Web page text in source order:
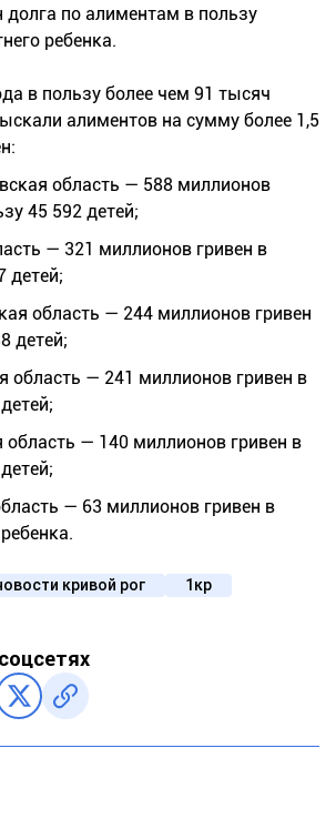
долга по алиментам в пользу
ребенка.
в пользу более чем 91 тысяч
алиментов на сумму более 1,5
область — 588 миллионов
45 592 детей;
— 321 миллионов гривен в
детей;
область — 244 миллионов гривен
детей;
область — 241 миллионов гривен в
— 140 миллионов гривен в
— 63 миллионов гривен в
кривой рог 1кр